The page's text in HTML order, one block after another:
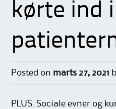
kørte ind i
Posted on marts 27, 2021
PLUS. Sociale evner og